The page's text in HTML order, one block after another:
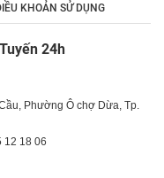
KHOẢN SỬ DỤNG
24h
Phường Ô chợ Dừa, Tp.
12 18 06